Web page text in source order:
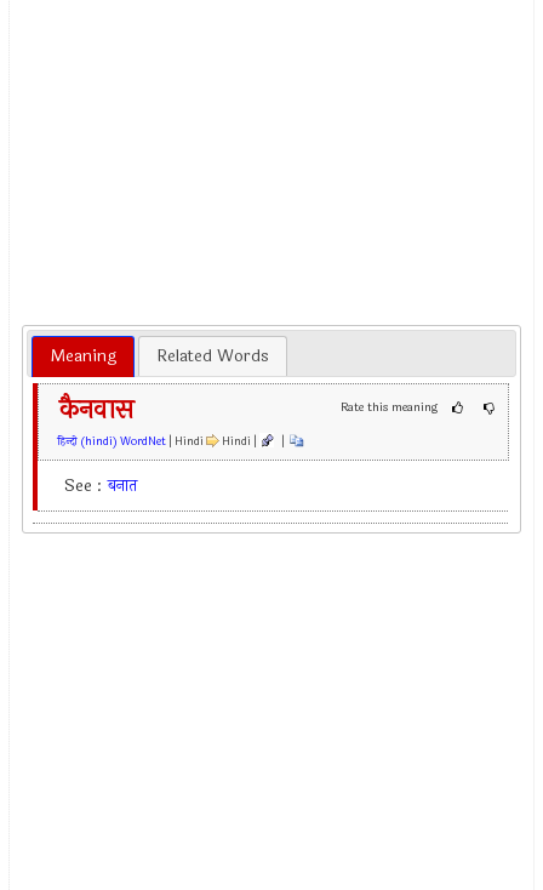
Meaning Related Words
Rate this meaning
कैनवास
हिन्दी (hindi) WordNet | Hindi Hindi | |
See :बनात